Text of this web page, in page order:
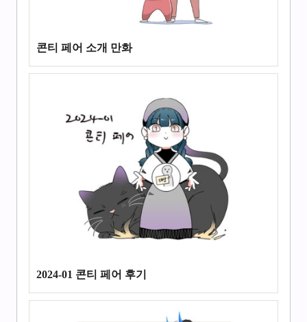
콘티 페어 소개 만화
2024-01 콘티 페어 후기